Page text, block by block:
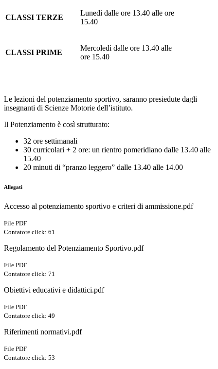
CLASSI TERZE
Lunedì dalle ore 13.40 alle ore
15.40
CLASSI PRIME
Mercoledì dalle ore 13.40 alle
ore 15.40
Le lezioni del potenziamento sportivo, saranno presiedute dagli
insegnanti di Scienze Motorie dell’istituto.
Il Potenziamento è così strutturato:
32 ore settimanali
30 curricolari + 2 ore: un rientro pomeridiano dalle 13.40 alle
15.40
20 minuti di “pranzo leggero” dalle 13.40 alle 14.00
Allegati
Accesso al potenziamento sportivo e criteri di ammissione.pdf
File PDF
Contatore click: 61
Regolamento del Potenziamento Sportivo.pdf
File PDF
Contatore click: 71
Obiettivi educativi e didattici.pdf
File PDF
Contatore click: 49
Riferimenti normativi.pdf
File PDF
Contatore click: 53